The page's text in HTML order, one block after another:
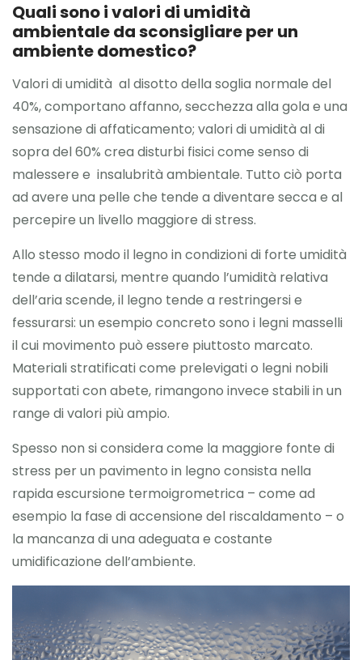
Quali sono i valori di umidità
ambientale da sconsigliare per un
ambiente domestico?
Valori di umidità al disotto della soglia normale del
40%, comportano affanno, secchezza alla gola e una
sensazione di affaticamento; valori di umidità al di
sopra del 60% crea disturbi fisici come senso di
malessere e insalubrità ambientale. Tutto ciò porta
ad avere una pelle che tende a diventare secca e al
percepire un livello maggiore di stress.
Allo stesso modo il legno in condizioni di forte umidità
tende a dilatarsi, mentre quando l’umidità relativa
dell’aria scende, il legno tende a restringersi e
fessurarsi: un esempio concreto sono i legni masselli
il cui movimento può essere piuttosto marcato.
Materiali stratificati come prelevigati o legni nobili
supportati con abete, rimangono invece stabili in un
range di valori più ampio.
Spesso non si considera come la maggiore fonte di
stress per un pavimento in legno consista nella
rapida escursione termoigrometrica – come ad
esempio la fase di accensione del riscaldamento – o
la mancanza di una adeguata e costante
umidificazione dell’ambiente.